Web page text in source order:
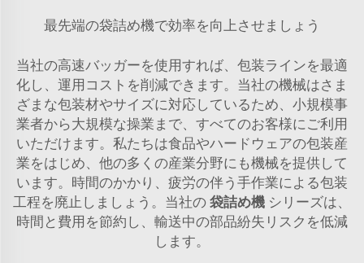
最先端の袋詰め機で効率を向上させましょう
当社の高速バッガーを使用すれば、包装ラインを最適
化し、運用コストを削減できます。当社の機械はさま
ざまな包装材やサイズに対応しているため、小規模事
業者から大規模な操業まで、すべてのお客様にご利用
いただけます。私たちは食品やハードウェアの包装産
業をはじめ、他の多くの産業分野にも機械を提供して
います。時間のかかり、疲労の伴う手作業による包装
工程を廃止しましょう。当社の 袋詰め機 シリーズは、
時間と費用を節約し、輸送中の部品紛失リスクを低減
します。